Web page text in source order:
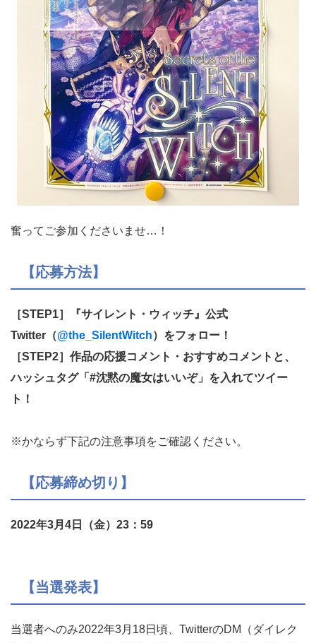
奮ってご参加くださいませ…！
【応募方法】
［STEP1］『サイレント・ウィッチ』公式
Twitter（@the_SilentWitch）をフォロー！
［STEP2］作品の応援コメント・おすすめコメントと、
ハッシュタグ「#沈黙の魔女はいいぞ」を入れてツイー
ト！
※かならず下記の注意事項をご確認ください。
【応募締め切り】
2022年3月4日（金）23：59
【当選発表】
当選者へのみ2022年3月18日頃、TwitterのDM（ ダイレク